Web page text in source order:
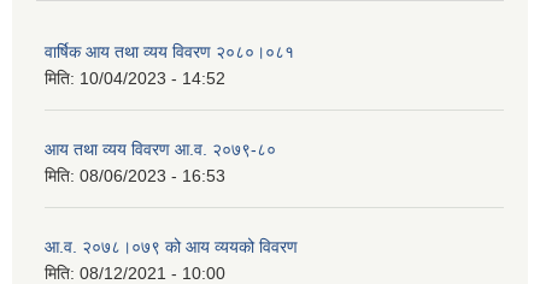
वार्षिक आय तथा व्यय विवरण २०८०।०८१
मिति: 10/04/2023 - 14:52
आय तथा व्यय विवरण आ.व. २०७९-८०
मिति: 08/06/2023 - 16:53
आ.व. २०७८।०७९ को आय व्ययको विवरण
मिति: 08/12/2021 - 10:00